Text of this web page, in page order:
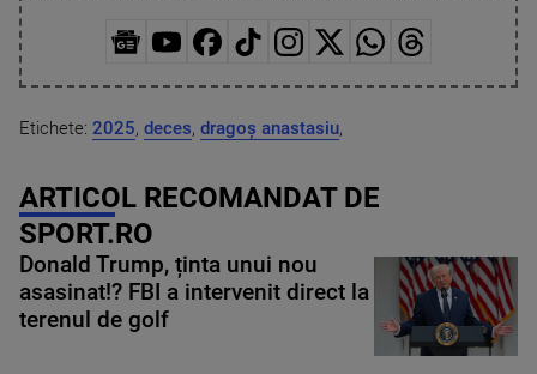
Etichete: 2025, deces, dragoș anastasiu,
ARTICOL RECOMANDAT DE
SPORT.RO
Donald Trump, ținta unui nou
asasinat!? FBI a intervenit direct la
terenul de golf